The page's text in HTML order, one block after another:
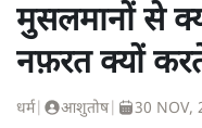
मुसलमानों से
नफ़रत क्यों
धर्म| आशुतोष| 30 NOV,